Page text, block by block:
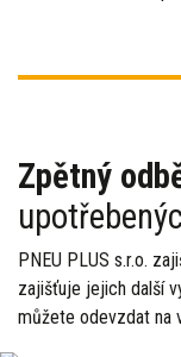
Zpětný
PNEU PLUS s.r.o.
zajišťuje jejich další
můžete odevzdat na